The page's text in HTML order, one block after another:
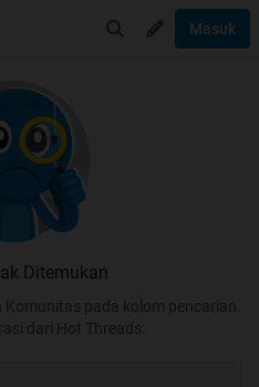
Masuk
Ditemukan
pada kolom pencarian.
dari Hot Threads.